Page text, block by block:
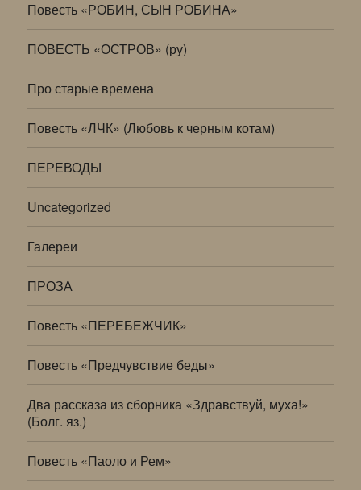
Повесть «РОБИН, СЫН РОБИНА»
ПОВЕСТЬ «ОСТРОВ» (ру)
Про старые времена
Повесть «ЛЧК» (Любовь к черным котам)
ПЕРЕВОДЫ
Uncategorized
Галереи
ПРОЗА
Повесть «ПЕРЕБЕЖЧИК»
Повесть «Предчувствие беды»
Два рассказа из сборника «Здравствуй, муха!»
(Болг. яз.)
Повесть «Паоло и Рем»